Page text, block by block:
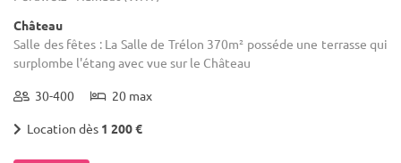
Château
Salle des fêtes : La Salle de Trélon 370m² posséde une terrasse qui
surplombe l'étang avec vue sur le Château
30-400 20 max
Location dès 1 200 €